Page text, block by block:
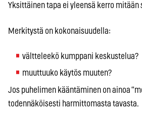
Yksittäinen tapa ei yleensä kerro mitään
Merkitystä on kokonaisuudella:
vältteleekö kumppani keskustelua?
muuttuuko käytös muuten?
Jos puhelimen kääntäminen on ainoa
todennäköisesti harmittomasta tavasta.